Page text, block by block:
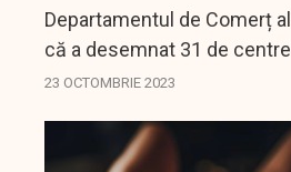
Departamentul de Comerț
că a desemnat 31 de
regionale pentru o finanțare
într-o varietate de...
23 OCTOMBRIE 2023